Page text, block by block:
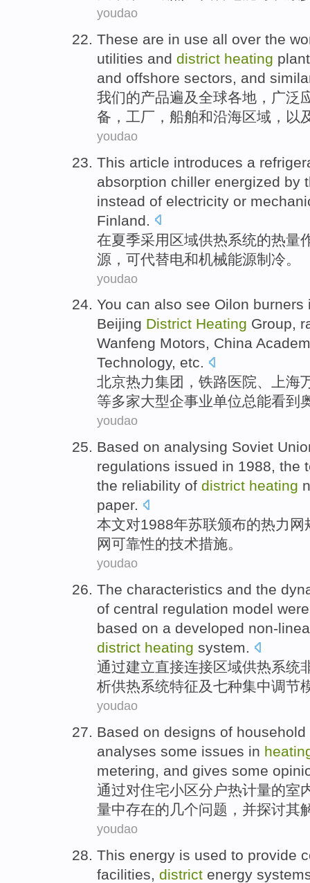
youdao
These are in use all over the
utilities and district heating
and offshore sectors, and
我们的产品遍及全球各地，广泛
备 ， 工厂 ， 船舶和沿海区域， 以
youdao
This article introduces a
absorption chiller energized by
instead of electricity or
Finland.
在夏季采用区域供热系统的热量
源 ，可代替电和机械能源制冷。
youdao
You can also see Oilon burners
Beijing District Heating Group,
Wanfeng Motors, China
Technology, etc.
北京热力集团 ， 铁路医院、 上海
等多家大型企事业单位总能看到
youdao
Based on analysing Soviet
regulations issued in 1988, the
the reliability of district heating
paper.
本文对1988年苏联颁布的热力 网
网可靠性的技术措施。
youdao
The characteristics and the
of central regulation model
based on a developed non-
district heating system.
通过建立直接连接区域供热系统
析供热系统特征及七种集中调节
youdao
Based on designs of household
analyses some issues in
metering, and gives some
通过对住宅小区分户热计量的室
量中存在的 几个问题 ， 并探讨其
youdao
This energy is used to provide
facilities district energy